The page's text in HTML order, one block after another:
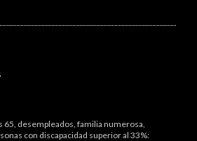
65, desempleados, familia numerosa,
con discapacidad superior al 33%: